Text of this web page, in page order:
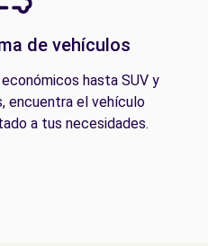
de vehículos
hasta SUV y
encuentra el vehículo
a tus necesidades.